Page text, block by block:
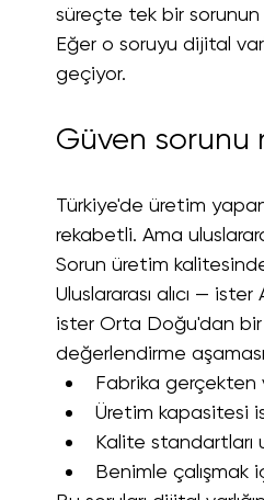
süreçte tek bir sorunun
Eğer o soruyu dijital
geçiyor.
Güven sorunu
Türkiye'de üretim
rekabetli. Ama
Sorun üretim
Uluslararası alıcı —
ister Orta Doğu'dan
değerlendirme
Fabrika gerçekten
Üretim kapasitesi
Kalite standartları
Benimle çalışmak